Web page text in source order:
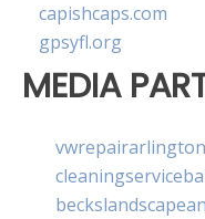
capishcaps.com
gpsyfl.org
MEDIA